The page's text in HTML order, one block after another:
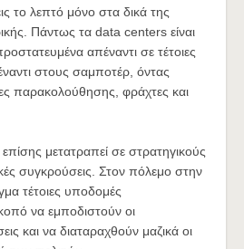
το λεπτό μόνο στα δικά της
Πάντως τα data centers είναι
απέναντι σε τέτοιες
στους σαμποτέρ, όντας
παρακολούθησης, φράχτες και
μετατραπεί σε στρατηγικούς
συγκρούσεις. Στον πόλεμο στην
τέτοιες υποδομές
να εμποδιστούν οι
και να διαταραχθούν μαζικά οι